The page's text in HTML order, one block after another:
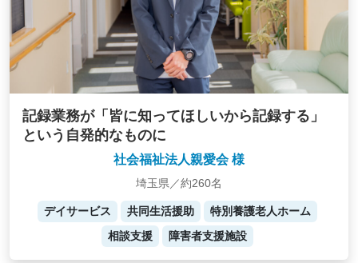
記録業務が「皆に知ってほしいから記録する」
という自発的なものに
社会福祉法人親愛会 様
埼玉県／約260名
デイサービス 共同生活援助
特別養護老人ホーム
相談支援
障害者支援施設